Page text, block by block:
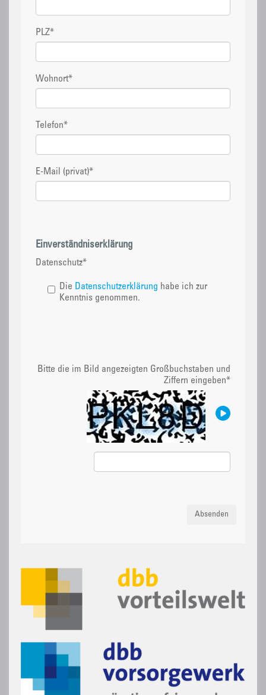
PLZ*
Wohnort*
Telefon*
E-Mail (privat)*
Einverständniserklärung
Datenschutz*
Die Datenschutzerklärung habe ich zur
Kenntnis genommen.
Bitte die im Bild angezeigten Großbuchstaben und
Ziffern eingeben*
Absenden